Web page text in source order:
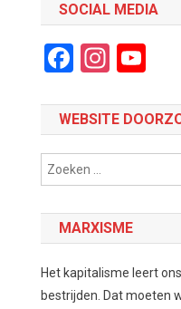
SOCIAL MEDIA
Facebook
WEBSITE
MARXISME
Het kapitalisme leert
bestrijden. Dat moeten